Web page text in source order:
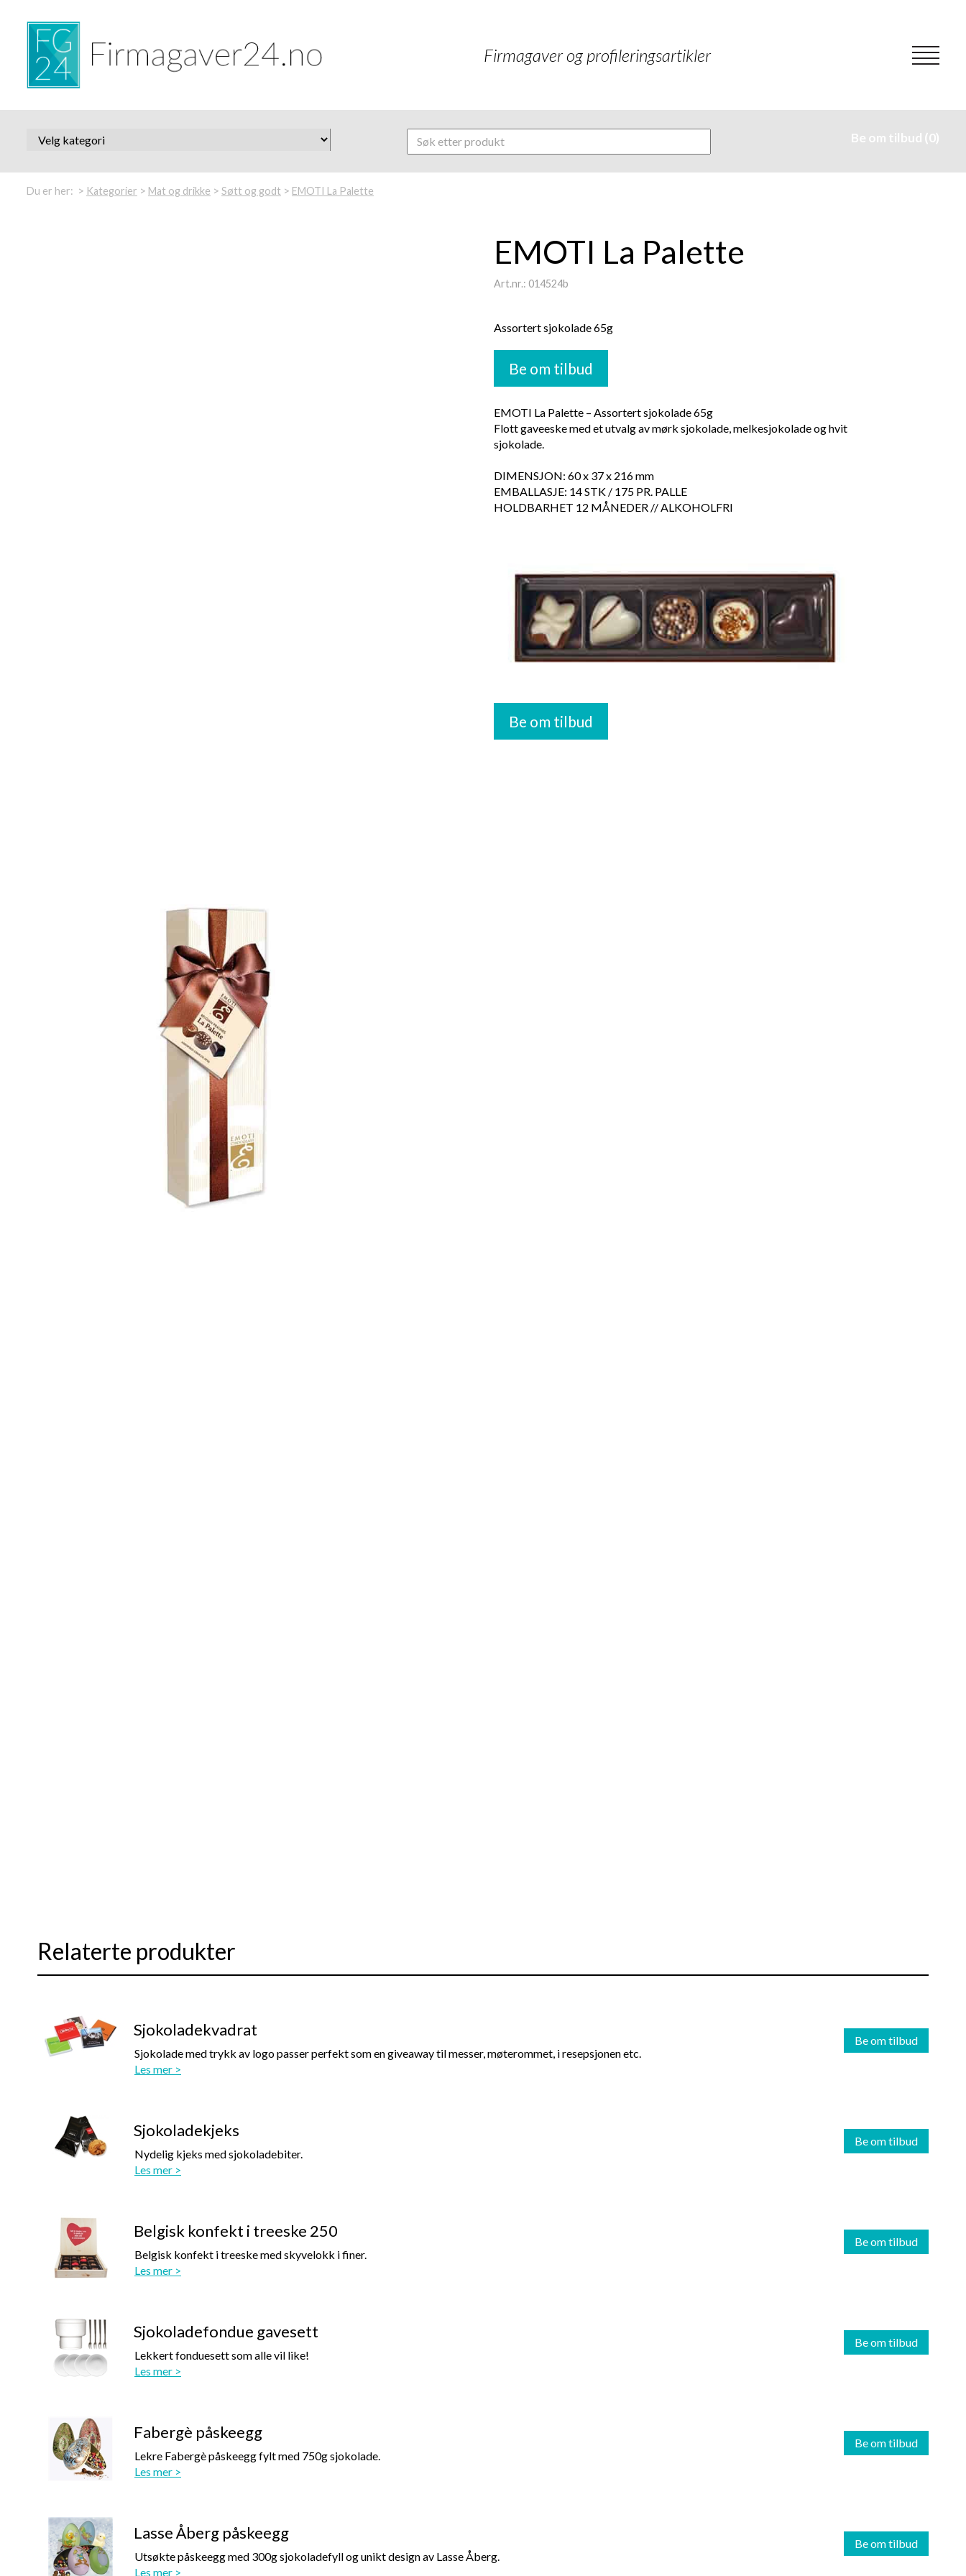
Firmagaver og profileringsartikler
Be om tilbud (0)
Du er her: > Kategorier > Mat og drikke > Søtt og godt > EMOTI La Palette
EMOTI La Palette
Art.nr.: 014524b
Assortert sjokolade 65g
Be om tilbud
EMOTI La Palette – Assortert sjokolade 65g
Flott gaveeske med et utvalg av mørk sjokolade, melkesjokolade og hvit
sjokolade.
DIMENSJON: 60 x 37 x 216 mm
EMBALLASJE: 14 STK / 175 PR. PALLE
HOLDBARHET 12 MÅNEDER // ALKOHOLFRI
Be om tilbud
Relaterte produkter
Sjokoladekvadrat
Sjokolade med trykk av logo passer perfekt som en giveaway til messer, møterommet, i resepsjonen etc.
Les mer >
Be om tilbud
Sjokoladekjeks
Nydelig kjeks med sjokoladebiter.
Les mer >
Be om tilbud
Belgisk konfekt i treeske 250
Belgisk konfekt i treeske med skyvelokk i finer.
Les mer >
Be om tilbud
Sjokoladefondue gavesett
Lekkert fonduesett som alle vil like!
Les mer >
Be om tilbud
Fabergè påskeegg
Lekre Fabergè påskeegg fylt med 750g sjokolade.
Les mer >
Be om tilbud
Lasse Åberg påskeegg
Utsøkte påskeegg med 300g sjokoladefyll og unikt design av Lasse Åberg.
Les mer >
Be om tilbud